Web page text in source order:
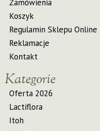
Zamówienia
Koszyk
Regulamin Sklepu Online
Reklamacje
Kontakt
Kategorie
Oferta 2026
Lactiflora
Itoh